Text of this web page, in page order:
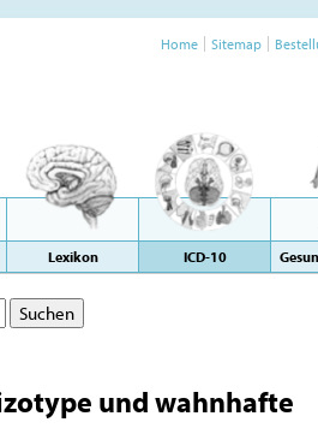
Home Sitemap
Lexikon ICD-10
und wahnhafte